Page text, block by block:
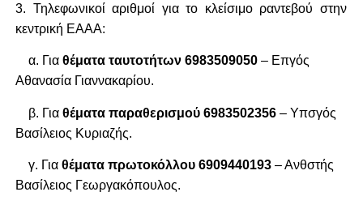
3. Τηλεφωνικοί αριθμοί για το κλείσιμο ραντεβού στην
κεντρική ΕΑΑΑ:
α. Για θέματα ταυτοτήτων 6983509050 – Επγός
Αθανασία Γιαννακαρίου.
β. Για θέματα παραθερισμού 6983502356 – Υπσγός
Βασίλειος Κυριαζής.
γ. Για θέματα πρωτοκόλλου 6909440193 – Ανθστής
Βασίλειος Γεωργακόπουλος.